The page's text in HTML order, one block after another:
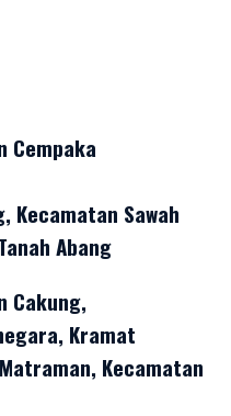
Cempaka
Kecamatan Sawah
Abang
Cakung,
Kramat
Kecamatan